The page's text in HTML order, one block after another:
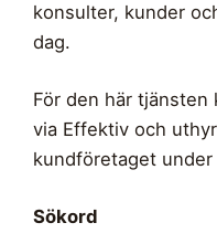
konsulter, kunder
dag.
För den här tjänsten
via Effektiv och
kundföretaget
Sökord